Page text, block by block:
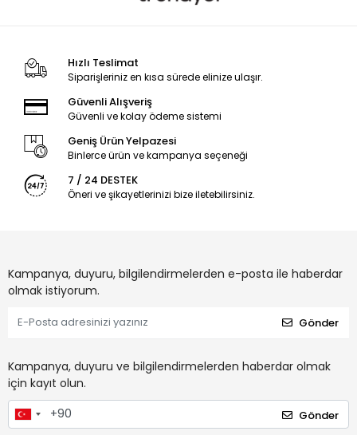
Hızlı Teslimat
Siparişleriniz en kısa sürede elinize ulaşır.
Güvenli Alışveriş
Güvenli ve kolay ödeme sistemi
Geniş Ürün Yelpazesi
Binlerce ürün ve kampanya seçeneği
7 / 24 DESTEK
Öneri ve şikayetlerinizi bize iletebilirsiniz.
Kampanya, duyuru, bilgilendirmelerden e-posta ile haberdar
olmak istiyorum.
Gönder
Kampanya, duyuru ve bilgilendirmelerden haberdar olmak
için kayıt olun.
Gönder